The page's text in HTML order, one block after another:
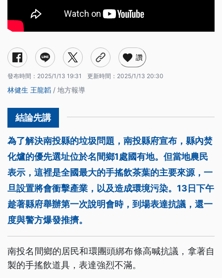
讚
發布時間： 2025/1/13 19:31 更新時間： 2025/1/13 20:30
林健生 王龍韜 / 地方報導
為了解決南投縣的垃圾問題，南投縣府宣布，縣內焚
化爐的優先選址位於名間鄉1處國有地。但當地農民
表示，這裡是全國最大的手搖飲茶葉的主要來源，一
旦設置將會衝擊產業，以及造成環境污染。13日下午
趁著縣府舉辦第一次說明會時，到場表達抗議，還一
度與警方爆發推擠。
南投名間鄉的居民和環團頭綁布條高喊抗議，拿著自
製的手搖飲道具，表達強烈不滿。